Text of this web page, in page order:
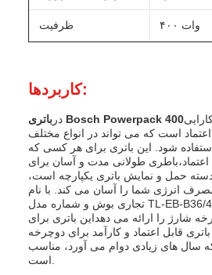
ظرفیت ۴۰۰ وات
کاربردها:
در باتری Bosch Powerpack 400
است که می تواند در انواع مختلف
شود. این باتری برای هر کسی که
اعتماد،باطری طولانی مدت و آسان برای
دسته حمل و نمایش باتری یکپارچه است،
انرژی شما را آسان می کند. با نام
تجاری بوش و شماره مدل TL-EB-B36/48 ،این باتری در چین
شده و تا 800 چرخه شارژ را ارائه می دهداین باتری برای
قابل اعتماد و کارآمد برای دوچرخه
سال های زیادی دوام می آورد، مناسب